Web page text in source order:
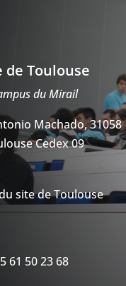
de Toulouse
du Mirail
Machado, 31058
Cedex 09
site de Toulouse
61 50 23 68